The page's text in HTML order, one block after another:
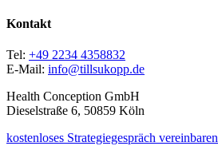
Kontakt
Tel: +49 2234 4358832
E-Mail: info@tillsukopp.de
Health Conception GmbH
Dieselstraße 6, 50859 Köln
kostenloses Strategiegespräch vereinbaren